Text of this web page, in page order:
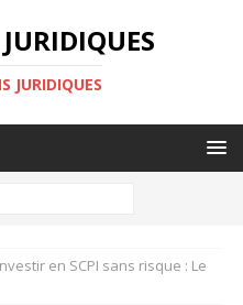
JURIDIQUES
en SCPI sans risque : Le